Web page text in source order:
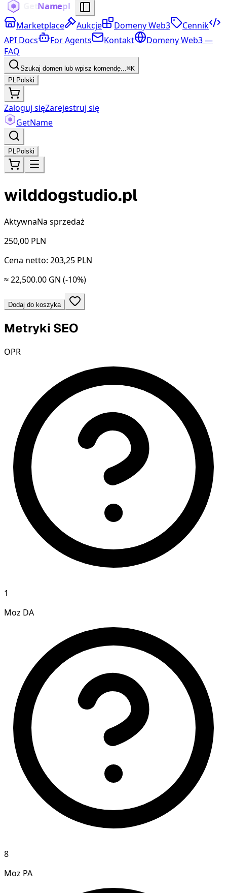
Marketplace Aukcje Domeny Web3
Cennik
API Docs
For Agents Kontakt
Domeny Web3 —
FAQ
Szukaj domen lub wpisz komendę...⌘K
PLPolski
Zaloguj sięZarejestruj się
GetName
PLPolski
wilddogstudio.pl
AktywnaNa sprzedaż
250,00 PLN
Cena netto: 203,25 PLN
≈ 22,500.00 GN (-10%)
Dodaj do koszyka
Metryki SEO
OPR
1
Moz DA
8
Moz PA